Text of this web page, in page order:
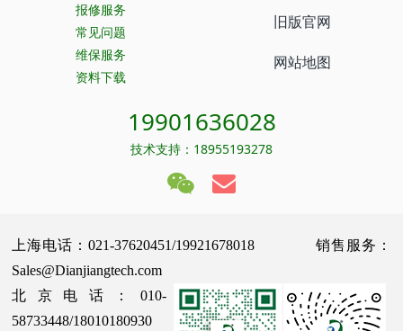
报修服务
常见问题
维保服务
资料下载
旧版官网
网站地图
19901636028
技术支持：18955193278
上海电话：021-37620451/19921678018 销售服务：
Sales@Dianjiangtech.com
北京电话：010-
58733448/18010180930